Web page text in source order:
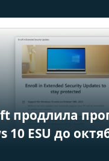
продлила
10 ESU до